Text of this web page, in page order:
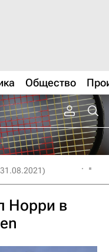
Общество
Норри в